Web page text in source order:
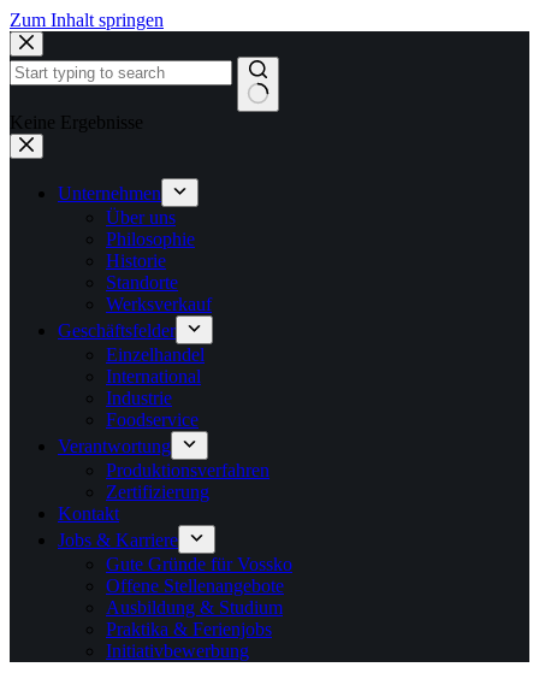
Zum Inhalt springen
Keine Ergebnisse
Unternehmen
Über uns
Philosophie
Historie
Standorte
Werksverkauf
Geschäftsfelder
Einzelhandel
International
Industrie
Foodservice
Verantwortung
Produktionsverfahren
Zertifizierung
Kontakt
Jobs & Karriere
Gute Gründe für Vossko
Offene Stellenangebote
Ausbildung & Studium
Praktika & Ferienjobs
Initiativbewerbung